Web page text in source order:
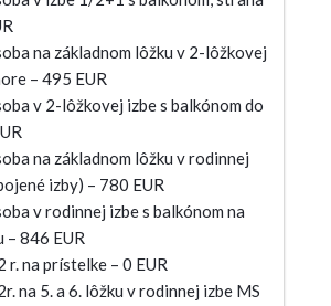
na základnom lôžku v 2-lôžkovej
– 495 EUR
v 2-lôžkovej izbe s balkónom do
na základnom lôžku v rodinnej
izby) – 780 EUR
v rodinnej izbe s balkónom na
– 846 EUR
r. na prístelke – 0 EUR
na 5. a 6. lôžku v rodinnej izbe MS